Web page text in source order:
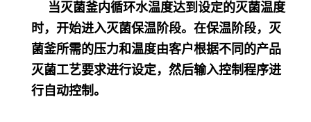
当灭菌釜内循环水温度达到设定的灭菌温度
时，开始进入灭菌保温阶段。在保温阶段，灭
菌釜所需的压力和温度由客户根据不同的产品
灭菌工艺要求进行设定，然后输入控制程序进
行自动控制。